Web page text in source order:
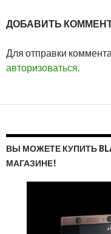
ДОБАВИТЬ
Для отправки
авторизоваться.
ВЫ МОЖЕТЕ КУПИТЬ
МАГАЗИНЕ!